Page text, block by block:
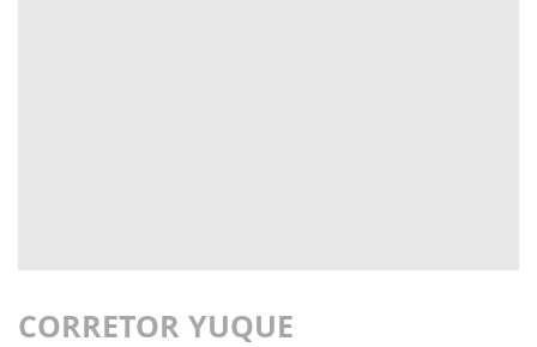
CORRETOR YUQUE